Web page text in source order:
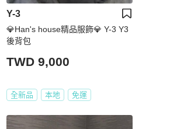
Y-3
💎Han's house精品服飾💎 Y-3 Y3
後背包
TWD 9,000
全新品 本地 免運